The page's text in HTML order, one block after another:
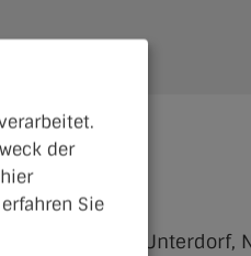
Unterdorf,
der
Sie